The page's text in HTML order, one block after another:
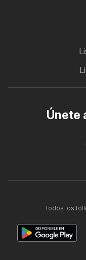
Únete
Todos los